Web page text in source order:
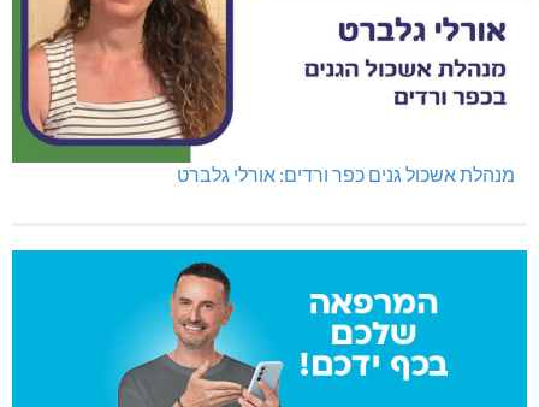
מנהלת אשכול גנים כפר ורדים: אורלי גלברט